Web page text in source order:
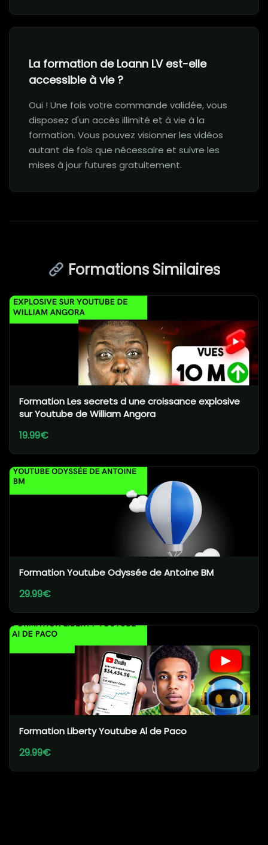
La formation de Loann LV est-elle
accessible à vie ?
Oui ! Une fois votre commande validée, vous
disposez d'un accès illimité et à vie à la
formation. Vous pouvez visionner les vidéos
autant de fois que nécessaire et suivre les
mises à jour futures gratuitement.
Formations Similaires
Formation Les secrets d une croissance explosive
sur Youtube de William Angora
19.99€
Formation Youtube Odyssée de Antoine BM
29.99€
Formation Liberty Youtube Al de Paco
29.99€